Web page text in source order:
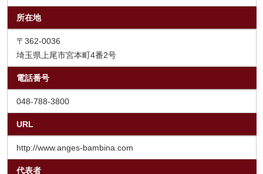
所在地
〒362-0036
埼玉県上尾市宮本町4番2号
電話番号
048-788-3800
URL
http://www.anges-bambina.com
代表者